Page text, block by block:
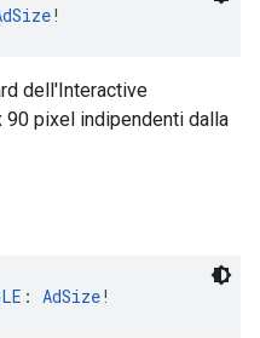
!
dell'Interactive
90 pixel indipendenti dalla
: AdSize!